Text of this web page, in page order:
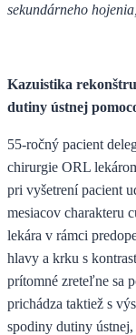
sekundárneho
Kazuistika
dutiny ústnej
55-ročný pacient
chirurgie ORL
pri vyšetrení pacient
mesiacov charakteru
lekára v rámci
hlavy a krku s
prítomné zreteľne sa
prichádza taktiež s
spodiny dutiny